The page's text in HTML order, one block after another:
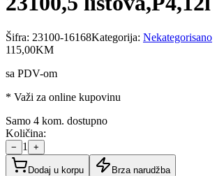
Šifra: 23100-16168Kategorija: Nekategorisano
115,00KM
sa PDV-om
* Važi za online kupovinu
Samo 4 kom. dostupno
Količina:
− 1 +
Dodaj u korpu Brza narudžba